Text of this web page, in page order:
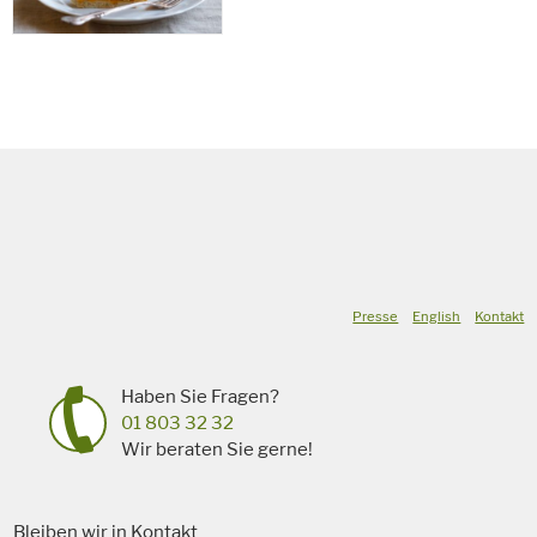
Presse English Kontakt
Haben Sie Fragen?
01 803 32 32
Wir beraten Sie gerne!
Bleiben wir in Kontakt